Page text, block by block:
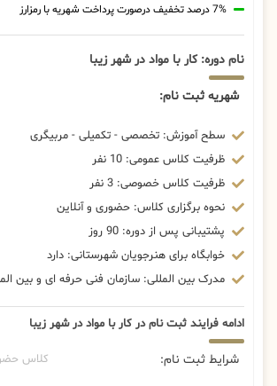
7% درصد تخفیف درصورت پرداخت شهریه با رمزارز
نام دوره: کار با مواد در شهر زیبا
شهریه ثبت نام:
سطح آموزش: تخصصی - تکمیلی - مربیگری
ظرفیت کلاس عمومی: 10 نفر
ظرفیت کلاس خصوصی: 3 نفر
نحوه برگزاری کلاس: حضوری و آنلاین
پشتیبانی پس از دوره: 90 روز
خوابگاه برای هنرجویان شهرستانی: دارد
مدرک بین المللی: سازمان فنی حرفه ای و بین
ادامه فرایند ثبت نام در کار با مواد در شهر زیبا
شرایط ثبت نام: کلاس